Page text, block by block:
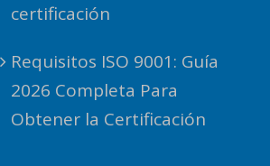
certificación
Requisitos ISO 9001: Guía
2026 Completa Para
Obtener la Certificación